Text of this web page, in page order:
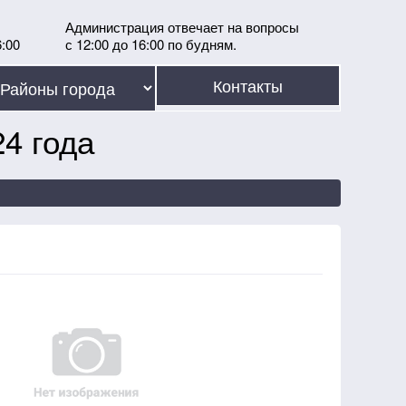
Администрация отвечает на вопросы
с 12:00 до 16:00 по будням.
Контакты
года